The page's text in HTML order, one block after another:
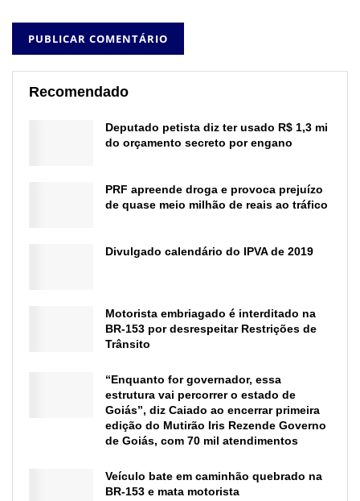
Recomendado
Deputado petista diz ter usado R$ 1,3 mi
do orçamento secreto por engano
PRF apreende droga e provoca prejuízo
de quase meio milhão de reais ao tráfico
Divulgado calendário do IPVA de 2019
Motorista embriagado é interditado na
BR-153 por desrespeitar Restrições de
Trânsito
“Enquanto for governador, essa
estrutura vai percorrer o estado de
Goiás”, diz Caiado ao encerrar primeira
edição do Mutirão Iris Rezende Governo
de Goiás, com 70 mil atendimentos
Veículo bate em caminhão quebrado na
BR-153 e mata motorista